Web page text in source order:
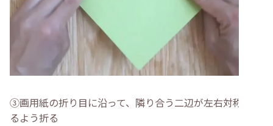
③画用紙の折り目に沿って、隣り合う二辺が左右対称にな
るよう折る